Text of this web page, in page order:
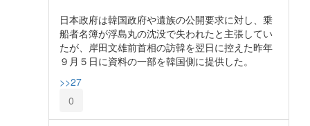
日本政府は韓国政府や遺族の公開要求に対し、乗
船者名簿が浮島丸の沈没で失われたと主張してい
たが、岸田文雄前首相の訪韓を翌日に控えた昨年
９月５日に資料の一部を韓国側に提供した。
>>27
0